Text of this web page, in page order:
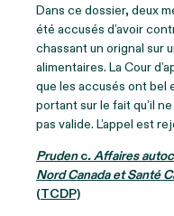
Dans ce dossier, deux
été accusés d’avoir
chassant un orignal sur
alimentaires. La Cour
que les accusés ont bel
portant sur le fait qu’il
pas valide. L’appel est
Prudenc. Affaires
Nord Canada et Santé
(TCDP)